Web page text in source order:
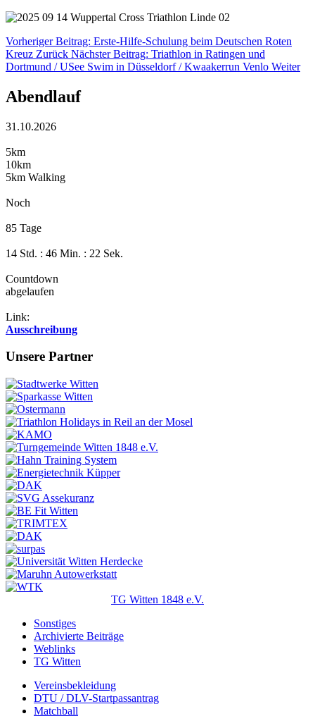
Vorheriger Beitrag: Erste-Hilfe-Schulung beim Deutschen Roten
Kreuz Zurück Nächster Beitrag: Triathlon in Ratingen und
Dortmund / USee Swim in Düsseldorf / Kwaakerrun Venlo Weiter
Abendlauf
31.10.2026
5km
10km
5km Walking
Noch
85 Tage
14 Std. : 46 Min. : 22 Sek.
Countdown
abgelaufen
Link:
Ausschreibung
Unsere Partner
TG Witten 1848 e.V.
Sonstiges
Archivierte Beiträge
Weblinks
TG Witten
Vereinsbekleidung
DTU / DLV-Startpassantrag
Matchball